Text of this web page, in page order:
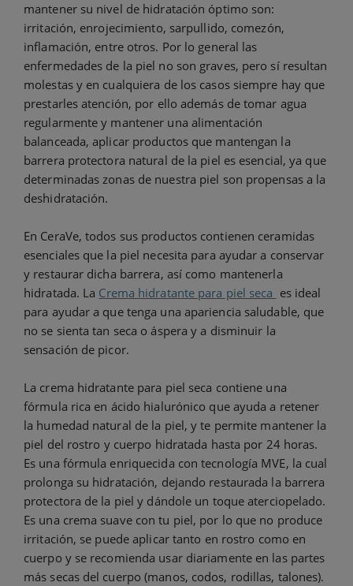
mantener su nivel de hidratación óptimo son:
irritación, enrojecimiento, sarpullido, comezón,
inflamación, entre otros. Por lo general las
enfermedades de la piel no son graves, pero sí resultan
molestas y en cualquiera de los casos siempre hay que
prestarles atención, por ello además de tomar agua
regularmente y mantener una alimentación
balanceada, aplicar productos que mantengan la
barrera protectora natural de la piel es esencial, ya que
determinadas zonas de nuestra piel son propensas a la
deshidratación.
En CeraVe, todos sus productos contienen ceramidas
esenciales que la piel necesita para ayudar a conservar
y restaurar dicha barrera, así como mantenerla
hidratada. La Crema hidratante para piel seca es ideal
para ayudar a que tenga una apariencia saludable, que
no se sienta tan seca o áspera y a disminuir la
sensación de picor.
La crema hidratante para piel seca contiene una
fórmula rica en ácido hialurónico que ayuda a retener
la humedad natural de la piel, y te permite mantener la
piel del rostro y cuerpo hidratada hasta por 24 horas.
Es una fórmula enriquecida con tecnología MVE, la cual
prolonga su hidratación, dejando restaurada la barrera
protectora de la piel y dándole un toque aterciopelado.
Es una crema suave con tu piel, por lo que no produce
irritación, se puede aplicar tanto en rostro como en
cuerpo y se recomienda usar diariamente en las partes
más secas del cuerpo (manos, codos, rodillas, talones).